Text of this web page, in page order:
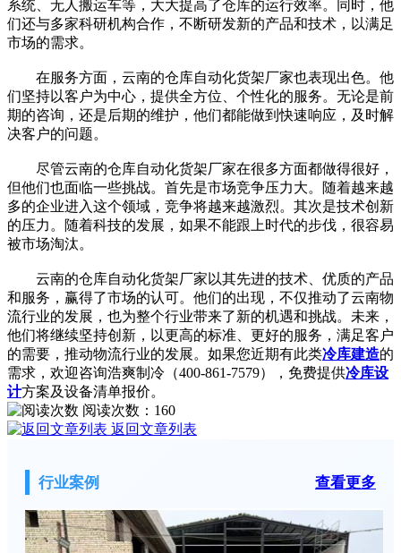
系统、无人搬运车等，大大提高了仓库的运行效率。同时，他
们还与多家科研机构合作，不断研发新的产品和技术，以满足
市场的需求。
在服务方面，云南的仓库自动化货架厂家也表现出色。他
们坚持以客户为中心，提供全方位、个性化的服务。无论是前
期的咨询，还是后期的维护，他们都能做到快速响应，及时解
决客户的问题。
尽管云南的仓库自动化货架厂家在很多方面都做得很好，
但他们也面临一些挑战。首先是市场竞争压力大。随着越来越
多的企业进入这个领域，竞争将越来越激烈。其次是技术创新
的压力。随着科技的发展，如果不能跟上时代的步伐，很容易
被市场淘汰。
云南的仓库自动化货架厂家以其先进的技术、优质的产品
和服务，赢得了市场的认可。他们的出现，不仅推动了云南物
流行业的发展，也为整个行业带来了新的机遇和挑战。未来，
他们将继续坚持创新，以更高的标准、更好的服务，满足客户
的需要，推动物流行业的发展。如果您近期有此类冷库建造的
需求，欢迎咨询浩爽制冷（400-861-7579），免费提供冷库设
计方案及设备清单报价。
阅读次数： 160
返回文章列表
行业案例 查看更多